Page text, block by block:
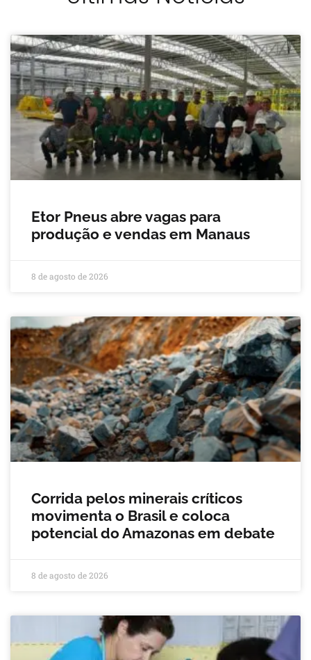
Etor Pneus abre vagas para
produção e vendas em Manaus
8 de agosto de 2026
Corrida pelos minerais críticos
movimenta o Brasil e coloca
potencial do Amazonas em debate
8 de agosto de 2026